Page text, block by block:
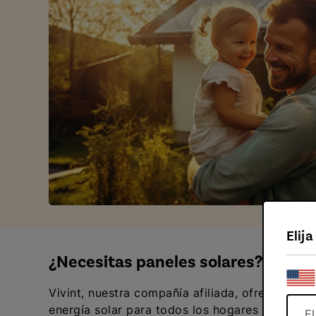
¿Necesitas paneles solares?
Vivint, nuestra compañía afiliada, ofrece
energía solar para todos los hogares y